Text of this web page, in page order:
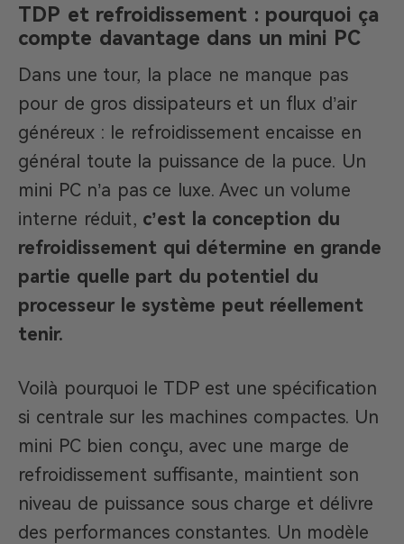
TDP et refroidissement : pourquoi ça
compte davantage dans un mini PC
Dans une tour, la place ne manque pas
pour de gros dissipateurs et un flux d’air
généreux : le refroidissement encaisse en
général toute la puissance de la puce. Un
mini PC n’a pas ce luxe. Avec un volume
interne réduit, c’est la conception du
refroidissement qui détermine en grande
partie quelle part du potentiel du
processeur le système peut réellement
tenir.
Voilà pourquoi le TDP est une spécification
si centrale sur les machines compactes. Un
mini PC bien conçu, avec une marge de
refroidissement suffisante, maintient son
niveau de puissance sous charge et délivre
des performances constantes. Un modèle